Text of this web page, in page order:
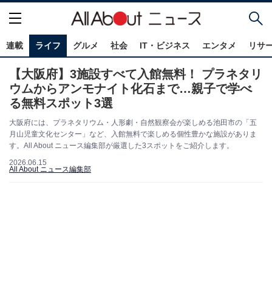
連載 ライフ グルメ 社会 IT・ビジネス エンタメ リサ
【大阪府】3施設すべて入館無料！ プラネタリ
ウムからアンモナイト化石まで…親子で学べ
る無料スポット3選
大阪府には、プラネタリウム・人形劇・自然観察会が楽しめる池田市の「五
月山児童文化センター」など、入館無料で楽しめる個性豊かな施設がありま
す。All About ニュース編集部が厳選した3スポットをご紹介します。
2026.06.15
All About ニュース編集部